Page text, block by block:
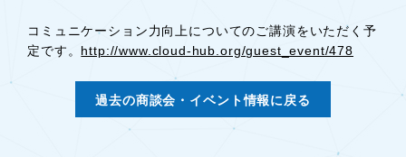
コミュニケーション力向上についてのご講演をいただく予
定です。 http://www.cloud-hub.org/guest_event/478
過去の商談会・イベント情報に戻る